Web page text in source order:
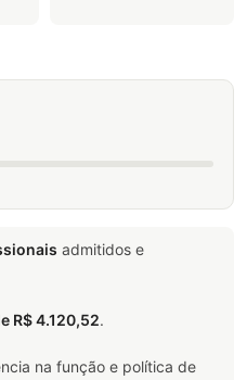
admitidos e
R$ 4.120,52.
na função e política de